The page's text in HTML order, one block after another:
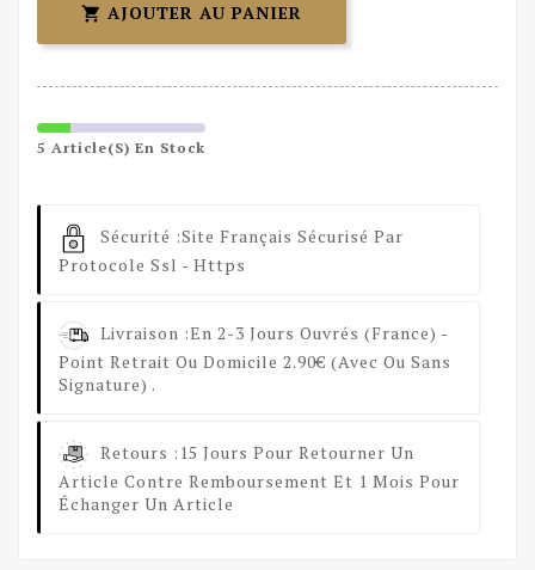
 AJOUTER AU PANIER
5 Article(s) En Stock
Sécurité :Site Français Sécurisé Par
Protocole Ssl - Https
Livraison :En 2-3 Jours Ouvrés (France) -
Point Retrait Ou Domicile 2.90€ (avec Ou Sans
Signature) .
Retours : 15 Jours Pour Retourner Un
Article Contre Remboursement Et 1 Mois Pour
Échanger Un Article